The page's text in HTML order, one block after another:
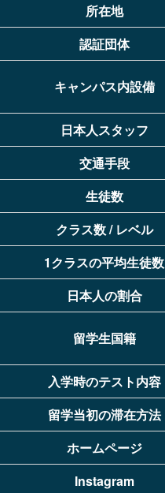
所在地
認証団体
キャンパス内設備
日本人スタッフ
交通手段
生徒数
クラス数 / レベル
1クラスの平均生徒数
日本人の割合
留学生国籍
入学時のテスト内容
留学当初の滞在方法
ホームページ
Instagram